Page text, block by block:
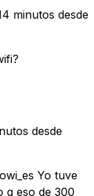
minutos desde
desde
Yo tuve
q eso de 300